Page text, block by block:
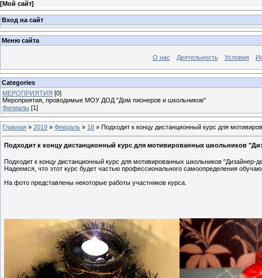
[Мой сайт]
Вход на сайт
Меню сайта
О нас Деятельность Условия
Categories
МЕРОПРИЯТИЯ [0]
Мероприятия, проводимые МОУ ДОД "Дом пионеров и школьников"
Филиалы [1]
Главная » 2019 » Февраль » 18 » Подходит к концу дистанционный курс для
Подходит к концу дистанционный курс для мотивированных школьников
Подходит к концу дистанционный курс для мотивированных школьников "Дизайнер-
Надеемся, что этот курс будет частью профессионального самоопределения
На фото представлены некоторые работы участников курса.